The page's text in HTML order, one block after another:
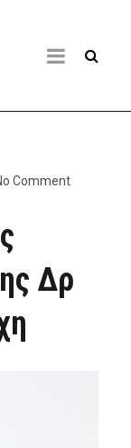
Comment
Δρ